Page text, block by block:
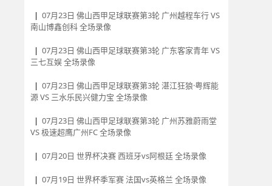
| 07月23日 佛山西甲足球联赛第3轮 广州越程车行 VS
南山博鑫创科 全场录像
| 07月23日 佛山西甲足球联赛第3轮 广东客家青年 VS
三七互娱 全场录像
| 07月23日 佛山西甲足球联赛第3轮 湛江狂狼·粤辉能
源 VS 三水乐民兴健力宝 全场录像
| 07月23日 佛山西甲足球联赛第3轮 广州苏雅蔚雨堂
VS 极速超鹰广州FC 全场录像
| 07月20日 世界杯决赛 西班牙vs阿根廷 全场录像
| 07月19日 世界杯季军赛 法国vs英格兰 全场录像